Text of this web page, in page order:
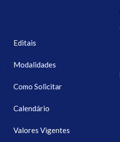
Editais
Modalidades
Como Solicitar
Calendário
Valores Vigentes